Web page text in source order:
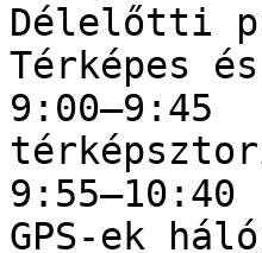
Délelőtti
Térképes
9:00–9:45
9:55–10:40
GPS-ek